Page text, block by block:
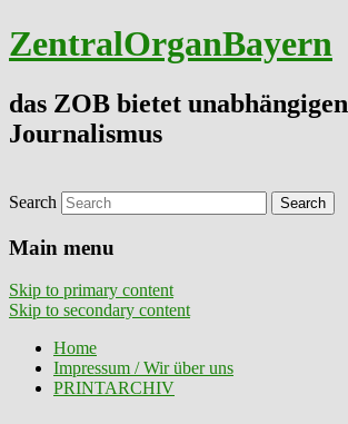
ZentralOrganBayern
das ZOB bietet unabhängigen
Journalismus
Search
Main menu
Skip to primary content
Skip to secondary content
Home
Impressum / Wir über uns
PRINTARCHIV